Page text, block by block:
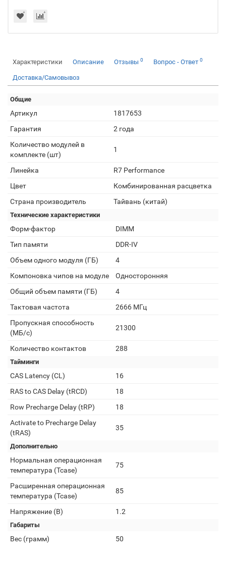
Характеристики Описание Отзывы 0 Вопрос - Ответ 0
Доставка/Самовывоз
Общие
Артикул
1817653
Гарантия
2 года
Количество модулей в
комплекте (шт)
1
Линейка
R7 Performance
Цвет
Комбинированная расцветка
Страна производитель
Тайвань (китай)
Технические характеристики
Форм-фактор
DIMM
Тип памяти
DDR-IV
Объем одного модуля (ГБ)
4
Компоновка чипов на модуле
Односторонняя
Общий объем памяти (ГБ)
4
Тактовая частота
2666 МГц
Пропускная способность
(МБ/с)
21300
Количество контактов 288
Тайминги
CAS Latency (CL)
16
RAS to CAS Delay (tRCD)
18
Row Precharge Delay (tRP)
18
Activate to Precharge Delay
(tRAS)
35
Дополнительно
Нормальная операционная
температура (Tcase)
75
Расширенная операционная
температура (Tcase)
85
Напряжение (В) 1.2
Габариты
Вес (грамм) 50